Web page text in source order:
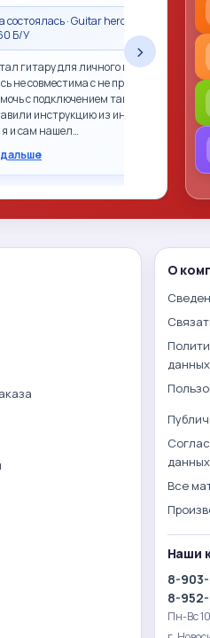
состоялась · Guitar hero гитара
Б/У
гитару для личного пользования,
не совместима с не прошитым xbox
с подключением так и не смогли.
инструкцию из интернета,
я и сам нашел…
›
О
данных
данных
Все
Наши
8-
8-
Пн-Вс